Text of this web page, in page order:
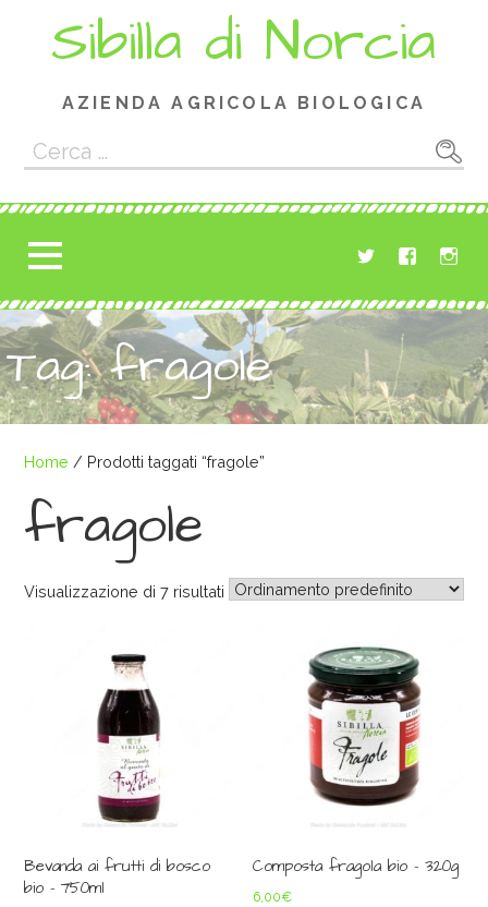
Sibilla di Norcia
AZIENDA AGRICOLA BIOLOGICA
Ricerca
per:
Tag: fragole
Home / Prodotti taggati “fragole”
fragole
Visualizzazione di 7 risultati
Bevanda ai frutti di bosco
bio – 750ml
Composta fragola bio – 320g
6,00€